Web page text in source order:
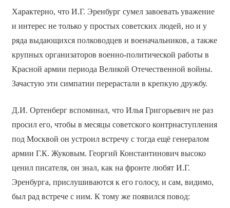
Характерно, что И.Г. Эренбург сумел завоевать уважение
и интерес не только у простых советских людей, но и у
ряда выдающихся полководцев и военачальников, а также
крупных организаторов военно-политической работы в
Красной армии периода Великой Отечественной войны.
Зачастую эти симпатии перерастали в крепкую дружбу.
Д.И. Ортенберг вспоминал, что Илья Григорьевич не раз
просил его, чтобы в месяцы советского контрнаступления
под Москвой он устроил встречу с тогда ещё генералом
армии Г.К. Жуковым. Георгий Константинович высоко
ценил писателя, он знал, как на фронте любят И.Г.
Эренбурга, прислушиваются к его голосу, и сам, видимо,
был рад встрече с ним. К тому же появился повод: